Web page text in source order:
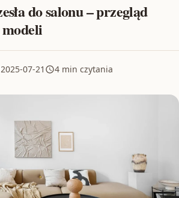
do salonu – przegląd
2025-07-21 4 min czytania